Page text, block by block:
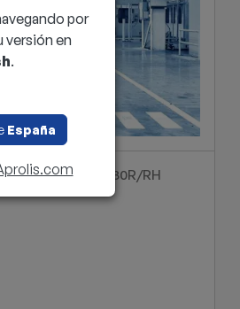
P/B 980R/RH
por
versión en
.
España